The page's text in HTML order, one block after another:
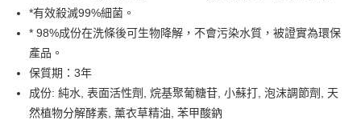
送貨方式
香港配送
每筆HK$55.00，滿HK$800.00或以上免運費
澳門配送
*有效殺滅99%細菌。
* 98%成份在洗條後可生物降解，不會污染水質，被證實為環保
產品。
保質期：3年
成份: 純水, 表面活性劑, 烷基聚葡糖苷, 小蘇打, 泡沫調節劑, 天
然植物分解酵素, 薰衣草精油, 苯甲酸鈉